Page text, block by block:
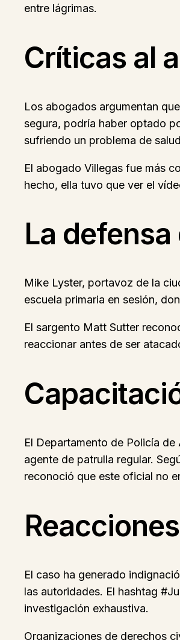
entre lágrimas.
Críticas al
Los abogados argumentan
segura, podría haber optado
sufriendo un problema de
El abogado Villegas fue más
hecho, ella tuvo que ver el
La
Mike Lyster, portavoz de la
escuela primaria en sesión,
El sargento Matt Sutter
reaccionar antes de ser
El Departamento de Policía
agente de patrulla regular.
reconoció que este oficial no
El caso ha generado
las autoridades. El hashtag
investigación exhaustiva.
Organizaciones de derechos